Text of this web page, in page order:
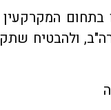
בתחום
ולהבטיח